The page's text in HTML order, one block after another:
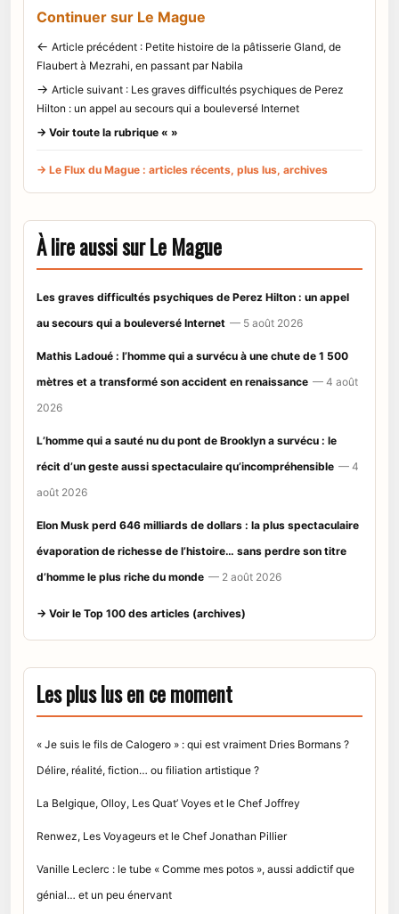
Continuer sur Le Mague
← Article précédent : Petite histoire de la pâtisserie Gland, de
Flaubert à Mezrahi, en passant par Nabila
→ Article suivant : Les graves difficultés psychiques de Perez
Hilton : un appel au secours qui a bouleversé Internet
→ Voir toute la rubrique « »
→ Le Flux du Mague : articles récents, plus lus, archives
À lire aussi sur Le Mague
Les graves difficultés psychiques de Perez Hilton : un appel
au secours qui a bouleversé Internet — 5 août 2026
Mathis Ladoué : l’homme qui a survécu à une chute de 1 500
mètres et a transformé son accident en renaissance — 4 août
2026
L’homme qui a sauté nu du pont de Brooklyn a survécu : le
récit d’un geste aussi spectaculaire qu’incompréhensible — 4
août 2026
Elon Musk perd 646 milliards de dollars : la plus spectaculaire
évaporation de richesse de l’histoire… sans perdre son titre
d’homme le plus riche du monde — 2 août 2026
→ Voir le Top 100 des articles (archives)
Les plus lus en ce moment
« Je suis le fils de Calogero » : qui est vraiment Dries Bormans ?
Délire, réalité, fiction… ou filiation artistique ?
La Belgique, Olloy, Les Quat’ Voyes et le Chef Joffrey
Renwez, Les Voyageurs et le Chef Jonathan Pillier
Vanille Leclerc : le tube « Comme mes potos », aussi addictif que
génial… et un peu énervant